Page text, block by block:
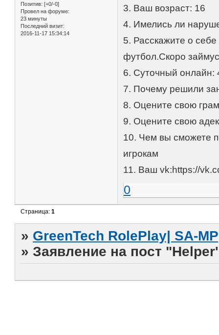
Позитив: [+0/-0]
Провел на форуме:
23 минуты
Последний визит:
2016-11-17 15:34:14
3. Ваш возраст: 16
4. Имелись ли
5. Расскажите о
футбол.Скоро
6. Суточный онлайн:
7. Почему решили
8. Оцените свою
9. Оцените свою
10. Чем вы сможете
игрокам
11. Ваш vk:https://
0
Страница:1
» GreenTech RolePlay| SA-MP
»Заявление на пост